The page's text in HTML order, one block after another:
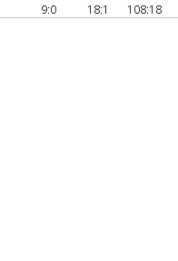
9:0 18:1 108:18